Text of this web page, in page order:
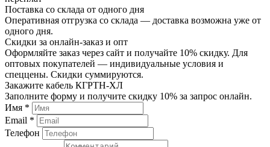
Поставка со склада от одного дня
Оперативная отгрузка со склада — доставка возможна уже от
одного дня.
Скидки за онлайн-заказ и опт
Оформляйте заказ через сайт и получайте 10% скидку. Для
оптовых покупателей — индивидуальные условия и
спеццены. Скидки суммируются.
Закажите кабель КГРТН-ХЛ
Заполните форму и получите скидку 10% за запрос онлайн.
Имя *
Email *
Телефон